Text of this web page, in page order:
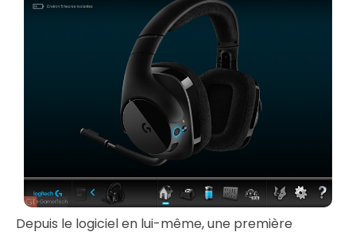
Depuis le logiciel en lui-même, une première